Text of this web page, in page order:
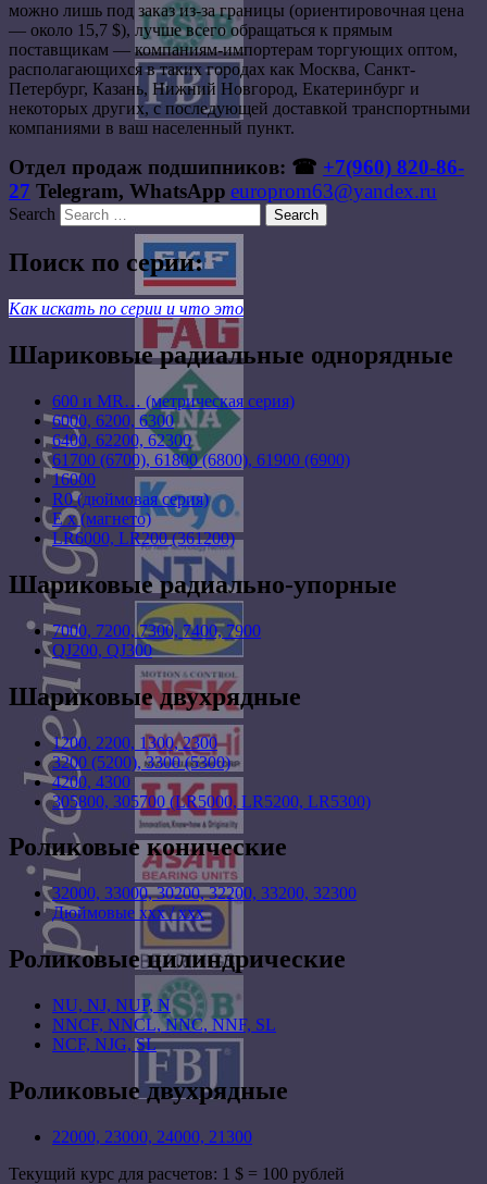
можно лишь под заказ из-за границы (ориентировочная цена
— около 15,7 $), лучше всего обращаться к прямым
поставщикам — компаниям-импортерам торгующих оптом,
располагающихся в таких городах как Москва, Санкт-
Петербург, Казань, Нижний Новгород, Екатеринбург и
некоторых других, с последующей доставкой транспортными
компаниями в ваш населенный пункт.
Отдел продаж подшипников: ☎ +7(960) 820-86-
27 Telegram, WhatsApp europrom63@yandex.ru
Search
Поиск по серии:
Как искать по серии и что это
Шариковые радиальные однорядные
600 и MR… (метрическая серия)
6000, 6200, 6300
6400, 62200, 62300
61700 (6700), 61800 (6800), 61900 (6900)
16000
R0 (дюймовая серия)
E x (магнето)
LR6000, LR200 (361200)
Шариковые радиально-упорные
7000, 7200, 7300, 7400, 7900
QJ200, QJ300
Шариковые двухрядные
1200, 2200, 1300, 2300
3200 (5200), 3300 (5300)
4200, 4300
305800, 305700 (LR5000, LR5200, LR5300)
Роликовые конические
32000, 33000, 30200, 32200, 33200, 32300
Дюймовые xxx / xxx
Роликовые цилиндрические
NU, NJ, NUP, N
NNCF, NNCL, NNC, NNF, SL
NCF, NJG, SL
Роликовые двухрядные
22000, 23000, 24000, 21300
Текущий курс для расчетов: 1 $ = 100 рублей